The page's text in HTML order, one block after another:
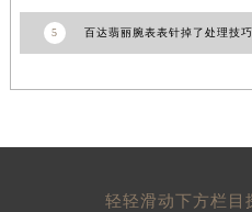
5 百达翡丽腕表表针掉了处理技
轻轻滑动下方栏目